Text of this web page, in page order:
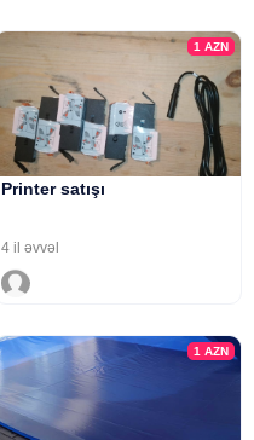
1 AZN
Printer satışı
4 il əvvəl
1 AZN